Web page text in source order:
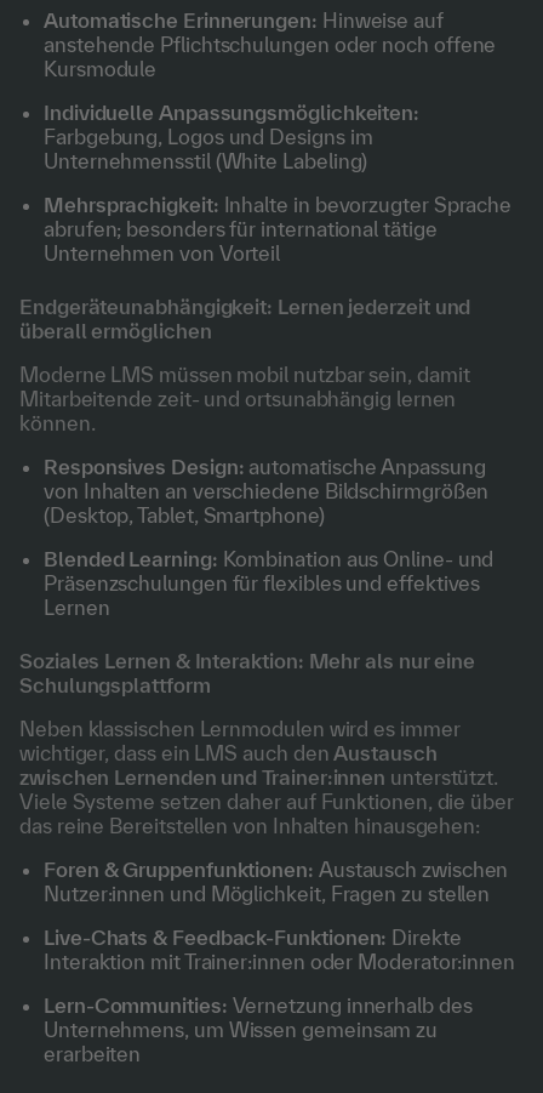
Automatische Erinnerungen: Hinweise auf
anstehende Pflichtschulungen oder noch offene
Kursmodule
Individuelle Anpassungsmöglichkeiten:
Farbgebung, Logos und Designs im
Unternehmensstil (White Labeling)
Mehrsprachigkeit: Inhalte in bevorzugter Sprache
abrufen; besonders für international tätige
Unternehmen von Vorteil
Endgeräteunabhängigkeit: Lernen jederzeit und
überall ermöglichen
Moderne LMS müssen mobil nutzbar sein, damit
Mitarbeitende zeit- und ortsunabhängig lernen
können.
Responsives Design: automatische Anpassung
von Inhalten an verschiedene Bildschirmgrößen
(Desktop, Tablet, Smartphone)
Blended Learning: Kombination aus Online- und
Präsenzschulungen für flexibles und effektives
Lernen
Soziales Lernen & Interaktion: Mehr als nur eine
Schulungsplattform
Neben klassischen Lernmodulen wird es immer
wichtiger, dass ein LMS auch denAustausch
zwischen Lernenden und Trainer:innen unterstützt.
Viele Systeme setzen daher auf Funktionen, die über
das reine Bereitstellen von Inhalten hinausgehen:
Foren & Gruppenfunktionen: Austausch zwischen
Nutzer:innen und Möglichkeit, Fragen zu stellen
Live-Chats & Feedback-Funktionen: Direkte
Interaktion mit Trainer:innen oder Moderator:innen
Lern-Communities: Vernetzung innerhalb des
Unternehmens, um Wissen gemeinsam zu
erarbeiten